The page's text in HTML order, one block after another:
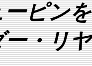
ピン
・リ